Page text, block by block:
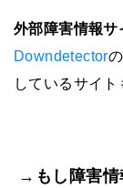
外部障害情報サ
Downdetector
しているサイト
→もし障害情